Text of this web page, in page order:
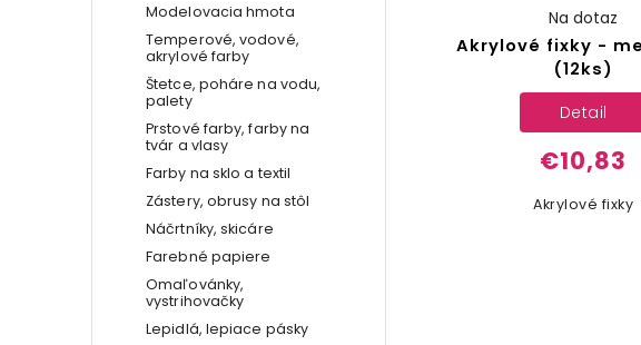
Modelovacia hmota
Temperové, vodové,
akrylové farby
Štetce, poháre na vodu,
palety
Prstové farby, farby na
tvár a vlasy
Farby na sklo a textil
Zástery, obrusy na stôl
Náčrtníky, skicáre
Farebné papiere
Omaľovánky,
vystrihovačky
Lepidlá, lepiace pásky
Akrylové fixky -
(12ks)
Na dotaz
€10,83
Detail
Akrylové fixky